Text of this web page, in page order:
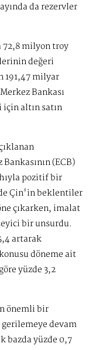
da rezervler
72,8 milyon troy
değeri
191,47 milyar
Bankası
için altın satın
(ECB)
pozitif bir
Çin'in beklentiler
çıkarken, imalat
bir unsurdu.
artarak
döneme ait
yüzde 3,2
önemli bir
devam
bazda yüzde 0,7